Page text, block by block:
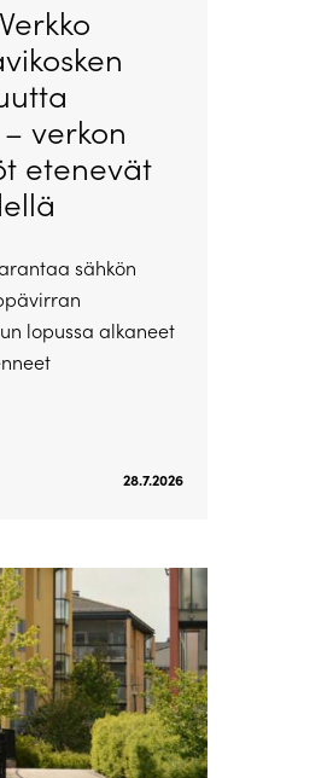
verkon
etenevät
sähkön
lopussa alkaneet
28.7.2026